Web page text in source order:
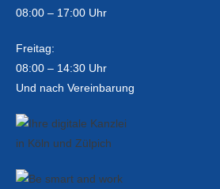
08:00 – 17:00 Uhr
Freitag:
08:00 – 14:30 Uhr
Und nach Vereinbarung